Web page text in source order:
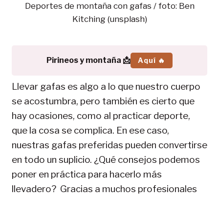
Deportes de montaña con gafas / foto: Ben
Kitching (unsplash)
Pirineos y montaña 📩 Aquí 🔥
Llevar gafas es algo a lo que nuestro cuerpo
se acostumbra, pero también es cierto que
hay ocasiones, como al practicar deporte,
que la cosa se complica. En ese caso,
nuestras gafas preferidas pueden convertirse
en todo un suplicio. ¿Qué consejos podemos
poner en práctica para hacerlo más
llevadero? Gracias a muchos profesionales